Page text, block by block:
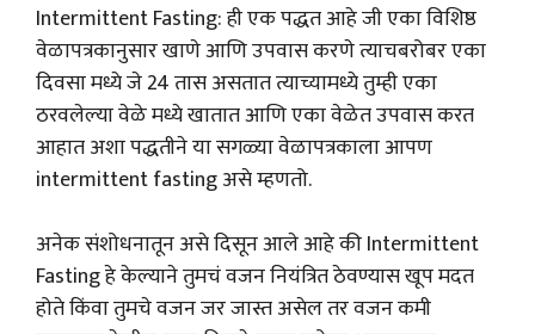
Intermittent Fasting: ही एक पद्धत आहे जी एका विशिष्ठ
वेळापत्रकानुसार खाणे आणि उपवास करणे त्याचबरोबर एका
दिवसा मध्ये जे 24 तास असतात त्याच्यामध्ये तुम्ही एका
ठरवलेल्या वेळे मध्ये खातात आणि एका वेळेत उपवास करत
आहात अशा पद्धतीने या सगळ्या वेळापत्रकाला आपण
intermittent fasting असे म्हणतो.
अनेक संशोधनातून असे दिसून आले आहे की Intermittent
Fasting हे केल्याने तुमचं वजन नियंत्रित ठेवण्यास खूप मदत
होते किंवा तुमचे वजन जर जास्त असेल तर वजन कमी